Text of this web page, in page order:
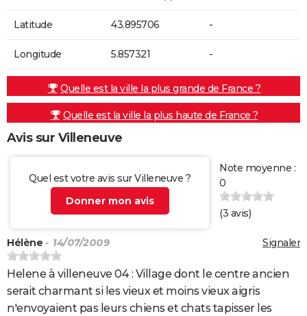
Latitude 43.895706 -
Longitude 5.857321 -
Quelle est la ville la plus grande de France ?
Quelle est la ville la plus haute de France ?
Avis sur Villeneuve
Quel est votre avis sur Villeneuve ?
Donner mon avis
Note moyenne :
0
(3 avis)
Signaler
Hélène - 14/07/2009
Helene à villeneuve 04 : Village dont le centre ancien
serait charmant si les vieux et moins vieux aigris
n'envoyaient pas leurs chiens et chats tapisser les